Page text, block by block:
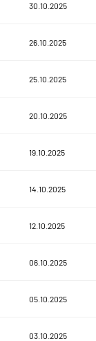
30.10.2025
26.10.2025
25.10.2025
20.10.2025
19.10.2025
14.10.2025
12.10.2025
06.10.2025
05.10.2025
03.10.2025